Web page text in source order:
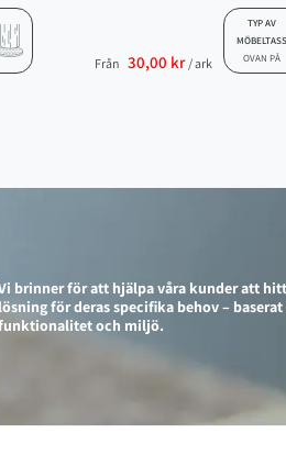
Från 30,00 kr / ark
TYP AV
MÖBELTASS
OVAN PÅ
brinner för att hjälpa våra kunder att
lösning för deras specifika behov – baserat
och miljö.